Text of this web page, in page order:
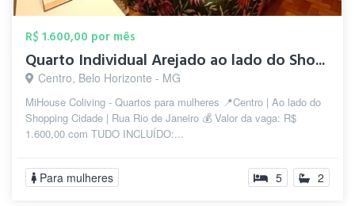
R$ 1.600,00 por mês
Quarto Individual Arejado ao lado do Sho...
Centro, Belo Horizonte - MG
MiHouse Coliving - Quartos para mulheres 📍Centro | Ao lado do
Shopping Cidade | Rua Rio de Janeiro 💰 Valor da vaga: R$
1.600,00 com TUDO INCLUÍDO:...
Para mulheres 5 2